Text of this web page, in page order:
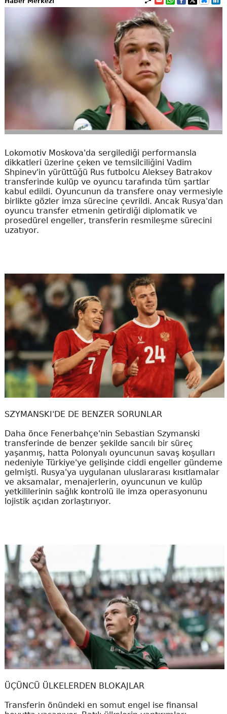
Lokomotiv Moskova'da sergilediği performansla
dikkatleri üzerine çeken ve temsilciliğini Vadim
Shpinev'in yürüttüğü Rus futbolcu Aleksey Batrakov
transferinde kulüp ve oyuncu tarafında tüm şartlar
kabul edildi. Oyuncunun da transfere onay vermesiyle
birlikte gözler imza sürecine çevrildi. Ancak Rusya'dan
oyuncu transfer etmenin getirdiği diplomatik ve
prosedürel engeller, transferin resmileşme sürecini
uzatıyor.
SZYMANSKI'DE DE BENZER SORUNLAR
Daha önce Fenerbahçe'nin Sebastian Szymanski
transferinde de benzer şekilde sancılı bir süreç
yaşanmış, hatta Polonyalı oyuncunun savaş koşulları
nedeniyle Türkiye'ye gelişinde ciddi engeller gündeme
gelmişti. Rusya'ya uygulanan uluslararası kısıtlamalar
ve aksamalar, menajerlerin, oyuncunun ve kulüp
yetkililerinin sağlık kontrolü ile imza operasyonunu
lojistik açıdan zorlaştırıyor.
ÜÇÜNCÜ ÜLKELERDEN BLOKAJLAR
Transferin önündeki en somut engel ise finansal